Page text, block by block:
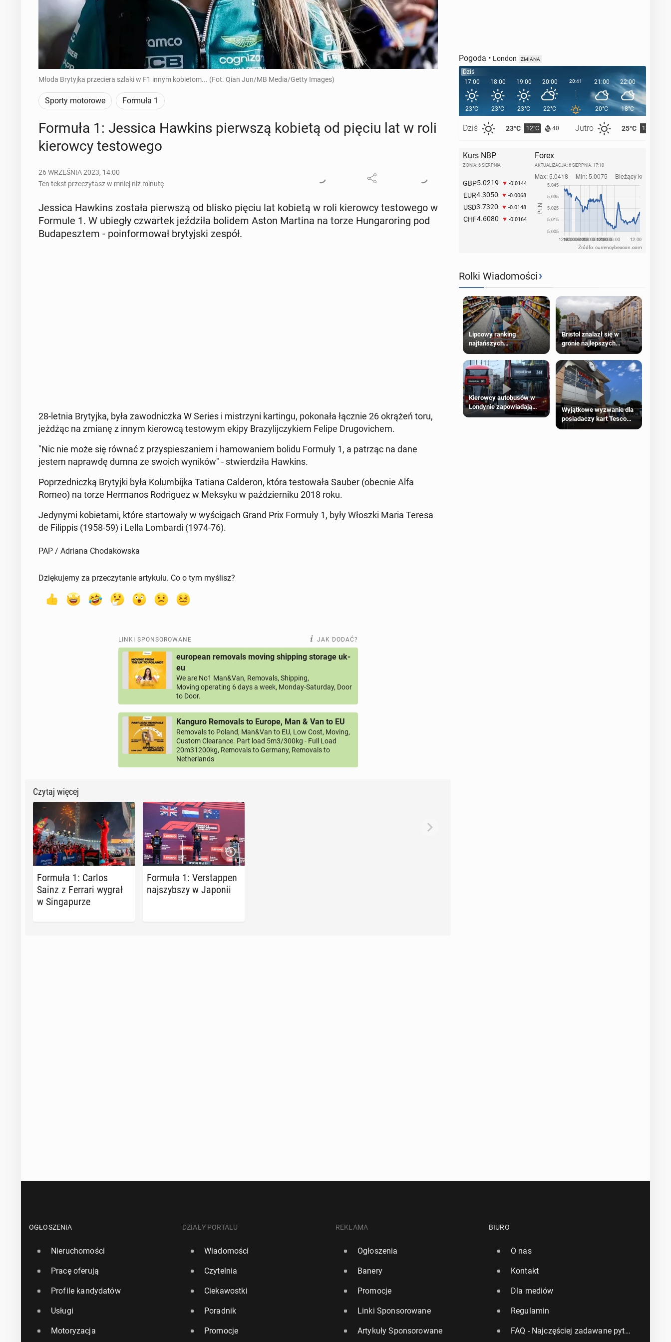
Młoda Brytyjka przeciera szlaki w F1 innym kobietom... (Fot. Qian Jun/MB Media/Getty Images)
Sporty motorowe Formuła 1
Formuła 1: Jessica Hawkins pierw­szą kobietą od pięciu lat w roli
kie­row­cy te­sto­we­go
26 WRZEŚNIA 2023, 14:00
Ten tekst przeczytasz w mniej niż minutę
Jessica Hawkins została pierw­szą od blisko pięciu lat kobietą w roli kie­row­cy te­sto­we­go w
Formule 1. W ubiegły czwar­tek jeź­dzi­ła bolidem Aston Martina na torze Hun­ga­ro­ring pod
Bu­da­pesz­tem - po­in­for­mo­wał bry­tyj­ski zespół.
28-letnia Bry­tyj­ka, była za­wod­nicz­ka W Series i mi­strzy­ni kar­tin­gu, po­ko­na­ła łącznie 26 okrążeń toru,
jeżdżąc na zmianę z innym kie­row­cą te­sto­wym ekipy Bra­zy­lij­czy­kiem Felipe Dru­go­vi­chem.
"Nic nie może się równać z przy­spie­sza­niem i ha­mo­wa­niem bolidu Formuły 1, a patrząc na dane
jestem na­praw­dę dumna ze swoich wyników" - stwier­dzi­ła Hawkins.
Po­przed­nicz­ką Bry­tyj­ki była Ko­lum­bij­ka Tatiana Cal­de­ron, która te­sto­wa­ła Sauber (obecnie Alfa
Romeo) na torze Her­ma­nos Ro­dri­gu­ez w Meksyku w paź­dzier­ni­ku 2018 roku.
Je­dy­ny­mi ko­bie­ta­mi, które star­to­wa­ły w wy­ści­gach Grand Prix Formuły 1, były Włoszki Maria Teresa
de Fi­lip­pis (1958-59) i Lella Lom­bar­di (1974-76).
PAP / Adriana Chodakowska
Dziękujemy za przeczytanie artykułu. Co o tym myślisz?
LINKI SPONSOROWANE JAK DODAĆ?
european removals moving shipping storage uk-
eu
We are No1 Man&Van, Removals, Shipping,
Moving operating 6 days a week, Monday-Saturday, Door
to Door.
Kanguro Removals to Europe, Man & Van to EU
Removals to Poland, Man&Van to EU, Low Cost, Moving,
Custom Clearance. Part load 5m3/300kg - Full Load
20m31200kg, Removals to Germany, Removals to
Netherlands
Czytaj więcej
Formuła 1: Carlos
Sainz z Ferrari wygrał
w Sin­ga­pu­rze
Formuła 1: Ver­stap­pen
naj­szyb­szy w Japonii
Pogoda • London ZMIANA
Dziś
17:00
23°C
Dziś 23°C 12°C 40 Jutro 25°C 13°C
18:00
23°C
19:00
23°C
20:00
22°C
20:41 21:00
20°C
22:00
18°C
23:00
Kurs NBP
Z DNIA: 6 SIERPNIA
GBP5.0219 -0.0144
EUR4.3050 -0.0068
USD3.7320 -0.0148
CHF4.6080 -0.0164
Forex
AKTUALIZACJA: 6 SIERPNIA, 17:10
Źródło: currencybeacon.com
Rolki Wiadomości›
Lipcowy ranking
najtańszych
supermarketów
Bristol znalazł się w
gronie najlepszych
kierunków podróży na
świecie
Kierowcy autobusów w
Londynie zapowiadają
strajki
Wyjątkowe wyzwanie dla
posiadaczy kart Tesco
Clubcard!
OGŁOSZENIA
Nieruchomości
Pracę oferują
Profile kandydatów
Usługi
Motoryzacja
DZIAŁY PORTALU
Wiadomości
Czytelnia
Ciekawostki
Poradnik
Promocje
REKLAMA
Ogłoszenia
Banery
Promocje
Linki Sponsorowane
Artykuły Sponsorowane
BIURO
O nas
Kontakt
Dla mediów
Regulamin
FAQ - Najczęściej zadawane pytania